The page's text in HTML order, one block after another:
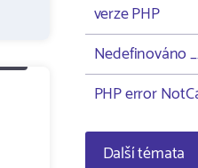
verze PHP
Nedefinováno
PHP error
Další témata